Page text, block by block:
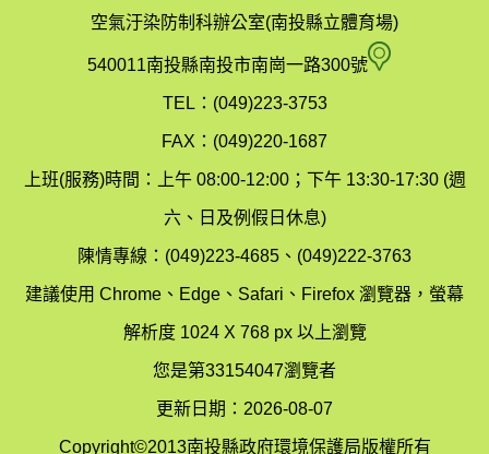
保
局
圖
空氣汙染防制科辦公室(南投縣立體育場)
540011南投縣南投市南崗一路300號 空
染
制
科
(南
TEL：(049)223-3753
FAX：(049)220-1687
上班(服務)時間：上午 08:00-12:00；下午 13:30-17:30 (週
六、日及例假日休息)
陳情專線：(049)223-4685、(049)222-3763
建議使用 Chrome、Edge、Safari、Firefox 瀏覽器，螢幕
解析度 1024 X 768 px 以上瀏覽
您是第33154047瀏覽者
更新日期：2026-08-07
Copyright©2013南投縣政府環境保護局版權所有